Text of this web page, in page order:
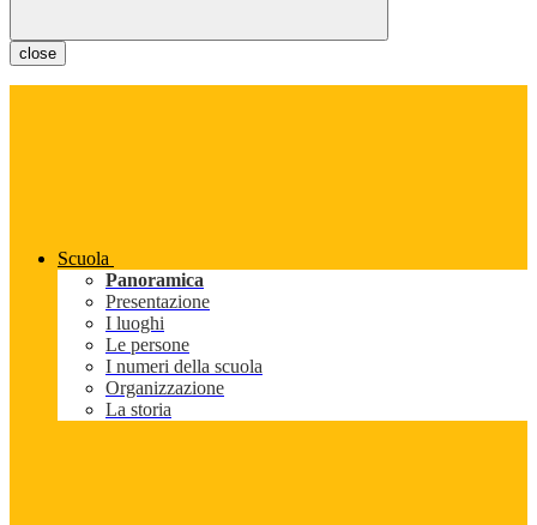
close
Scuola
Panoramica
Presentazione
I luoghi
Le persone
I numeri della scuola
Organizzazione
La storia